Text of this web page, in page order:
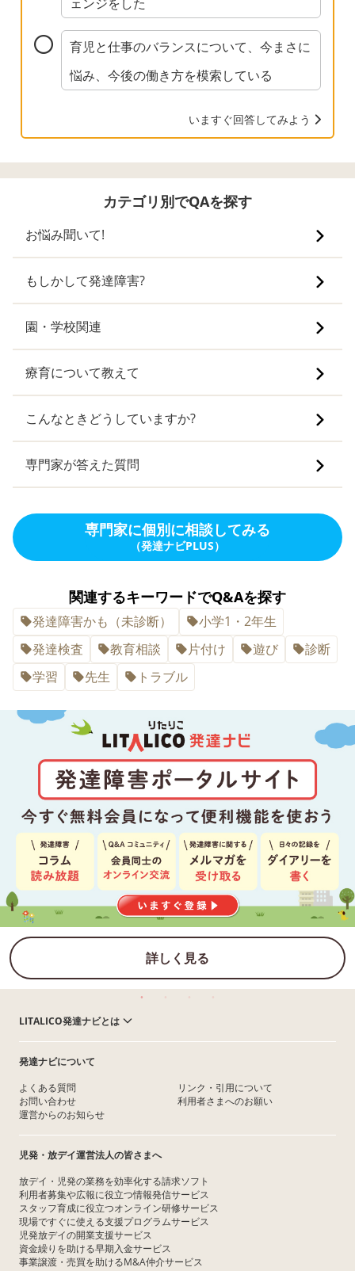
育児と仕事のバランスについて、今まさに
悩み、今後の働き方を模索している
いますぐ回答してみよう
カテゴリ別でQAを探す
お悩み聞いて!
もしかして発達障害?
園・学校関連
療育について教えて
こんなときどうしていますか?
専門家が答えた質問
専門家に個別に相談してみる
（発達ナビPLUS）
関連するキーワードでQ&Aを探す
発達障害かも（未診断）
小学1・2年生
発達検査
教育相談 片付け 遊び
診断
学習
先生 トラブル
詳しく見る
LITALICO発達ナビとは
発達ナビについて
よくある質問
お問い合わせ
運営からのお知らせ
リンク・引用について
利用者さまへのお願い
児発・放デイ運営法人の皆さまへ
放デイ・児発の業務を効率化する請求ソフト
利用者募集や広報に役立つ情報発信サービス
スタッフ育成に役立つオンライン研修サービス
現場ですぐに使える支援プログラムサービス
児発放デイの開業支援サービス
資金繰りを助ける早期入金サービス
事業譲渡・売買を助けるM&A仲介サービス